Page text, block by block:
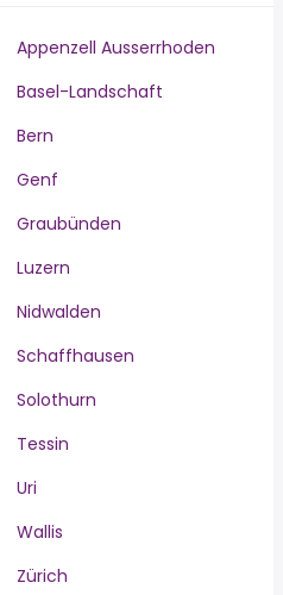
Appenzell Ausserrhoden
Basel-Landschaft
Bern
Genf
Graubünden
Luzern
Nidwalden
Schaffhausen
Solothurn
Tessin
Uri
Wallis
Zürich